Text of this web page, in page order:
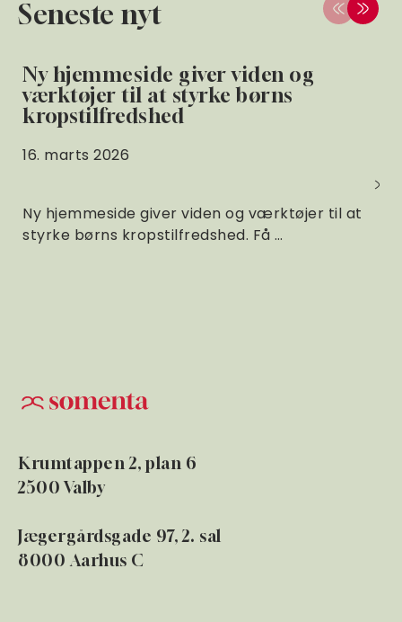
Seneste nyt
Ny hjemmeside giver viden og
værktøjer til at styrke børns
kropstilfredshed
16. marts 2026
Ny hjemmeside giver viden og værktøjer til at
styrke børns kropstilfredshed. Få …
Krumtappen 2, plan 6
2500 Valby
Jægergårdsgade 97, 2. sal
8000 Aarhus C